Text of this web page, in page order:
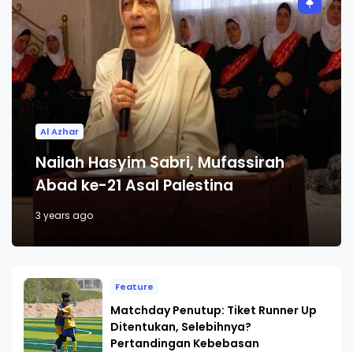
Al Azhar
Nailah Hasyim Sabri, Mufassirah
Abad ke-21 Asal Palestina
3 years ago
Feature
Matchday Penutup: Tiket Runner Up
Ditentukan, Selebihnya?
Pertandingan Kebebasan